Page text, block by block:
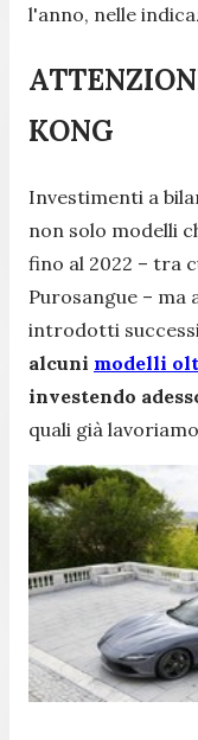
l'anno, nelle
KONG
Investimenti a
non solo modelli
fino al 2022 – tra
Purosangue –
introdotti
alcuni modelli
investendo
quali già